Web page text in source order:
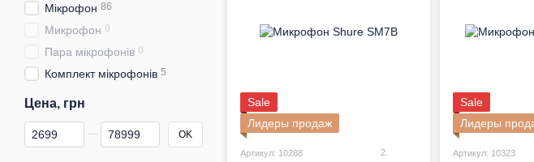
Sale
Лидеры продаж
Артикул: 10288 2
Sale
Лидеры
Артикул: 10323
Мікрофон 86
Микрофон 0
Пара мікрофонів 0
Комплект мікрофонів 5
Цена, грн
От Цена, грн
До Цена, грн OK